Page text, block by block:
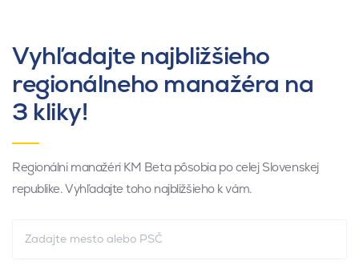
Vyhľadajte najbližšieho
regionálneho manažéra na
3 kliky!
Regionálni manažéri KM Beta pôsobia po celej Slovenskej
republike. Vyhľadajte toho najbližšieho k vám.